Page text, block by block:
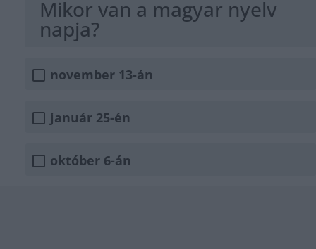
Mikor van a magyar nyelv
napja?
november 13-án
január 25-én
október 6-án